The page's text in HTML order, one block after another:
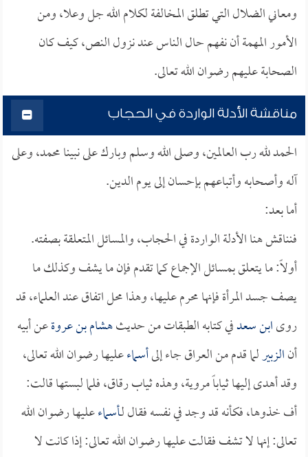
ومعاني الضلال التي تطلق المخالفة لكلام الله جل وعلا، ومن
الأمور المهمة أن نفهم حال الناس عند نزول النص، كيف كان
الصحابة عليهم رضوان الله تعالى.
مناقشة الأدلة الواردة في الحجاب
الحمد لله رب العالمين، وصلى الله وسلم وبارك على نبينا محمد، وعلى
آله وأصحابه وأتباعهم بإحسان إلى يوم الدين.
أما بعد:
فنناقش هنا الأدلة الواردة في الحجاب، والمسائل المتعلقة بصفته.
أولاً: ما يتعلق بمسائل الإجماع كما تقدم فإن ما يشف وكذلك ما
يصف جسد المرأة فإنها محرم عليها، وهذا محل اتفاق عند العلماء، قد
روىابن سعدفي كتابه الطبقات من حديثهشام بن عروةعن أبيه
أنالزبيرلما قدم من العراق جاء إلىأسماءعليها رضوان الله تعالى،
وقد أهدى إليها ثياباً مروية، وهذه ثياب رقاق، فلما لبستها قالت:
أف خذوها، فكأنه قد وجد في نفسه فقال لـأسماءعليها رضوان الله
تعالى: إنها لا تشف فقالت عليها رضوان الله تعالى: إذا كانت لا